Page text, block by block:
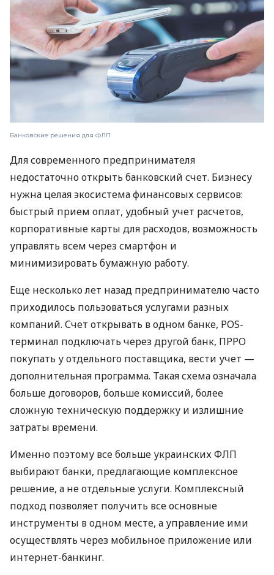
Банковские решения для ФЛП
Для современного предпринимателя
недостаточно открыть банковский счет. Бизнесу
нужна целая экосистема финансовых сервисов:
быстрый прием оплат, удобный учет расчетов,
корпоративные карты для расходов, возможность
управлять всем через смартфон и
минимизировать бумажную работу.
Еще несколько лет назад предпринимателю часто
приходилось пользоваться услугами разных
компаний. Счет открывать в одном банке, POS-
терминал подключать через другой банк, ПРРО
покупать у отдельного поставщика, вести учет —
дополнительная программа. Такая схема означала
больше договоров, больше комиссий, более
сложную техническую поддержку и излишние
затраты времени.
Именно поэтому все больше украинских ФЛП
выбирают банки, предлагающие комплексное
решение, а не отдельные услуги. Комплексный
подход позволяет получить все основные
инструменты в одном месте, а управление ими
осуществлять через мобильное приложение или
интернет-банкинг.